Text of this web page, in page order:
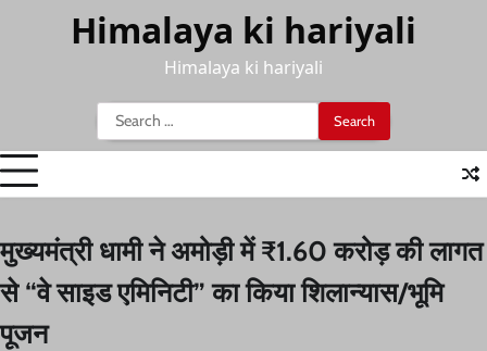
Himalaya ki hariyali
Himalaya ki hariyali
Search
for:
मुख्यमंत्री धामी ने अमोड़ी में ₹1.60 करोड़ की लागत
से “वे साइड एमिनिटी” का किया शिलान्यास/भूमि
पूजन